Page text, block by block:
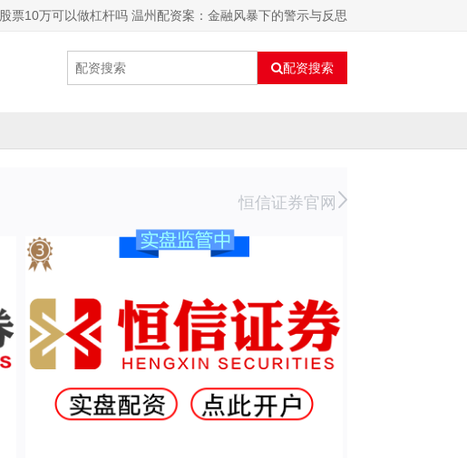
股票10万可以做杠杆吗 温州配资案：金融风暴下的警示与反思
配资搜索
恒信证券官网